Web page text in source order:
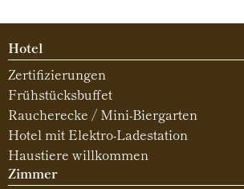
Hotel
Zertifizierungen
Frühstücksbuffet
Raucherecke / Mini-Biergarten
Hotel mit Elektro-Ladestation
Haustiere willkommen
Zimmer